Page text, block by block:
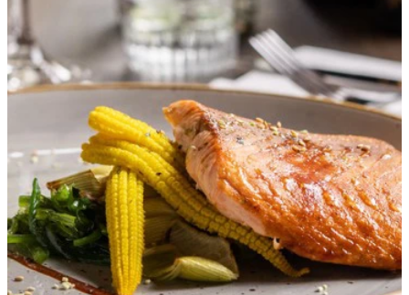
wanneer u onze site bekijkt. Ze
geven ons ook inzicht hoe u onze
site bekijkt. Zo kunnen wij deze
steeds beter maken.
Essentiële cookies
Essentiële cookies worden gebruikt
om algemene statistieken vast te
leggen en kunnen in geen geval